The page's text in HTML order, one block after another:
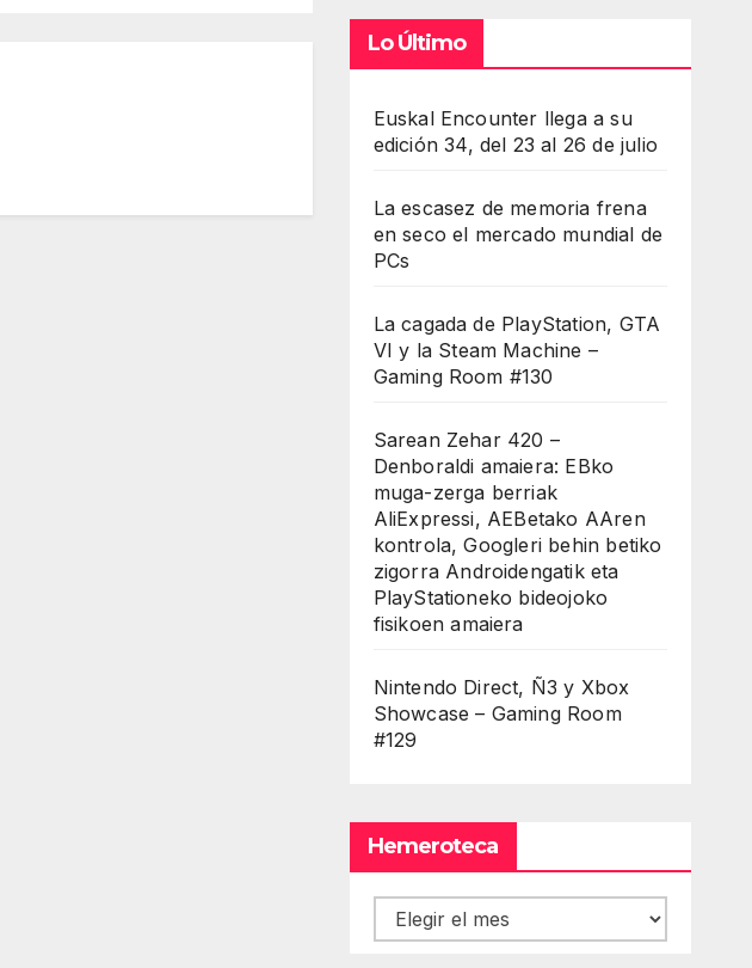
Lo Último
Euskal Encounter llega a su
edición 34, del 23 al 26 de julio
La escasez de memoria frena
en seco el mercado mundial de
PCs
La cagada de PlayStation, GTA
VI y la Steam Machine –
Gaming Room #130
Sarean Zehar 420 –
Denboraldi amaiera: EBko
muga-zerga berriak
AliExpressi, AEBetako AAren
kontrola, Googleri behin betiko
zigorra Androidengatik eta
PlayStationeko bideojoko
fisikoen amaiera
Nintendo Direct, Ñ3 y Xbox
Showcase – Gaming Room
#129
Hemeroteca
Hemeroteca